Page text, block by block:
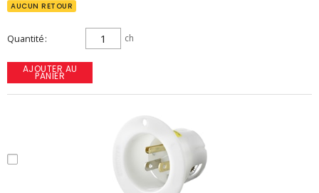
AUCUN RETOUR
Quantité ch
AJOUTER AU
PANIER